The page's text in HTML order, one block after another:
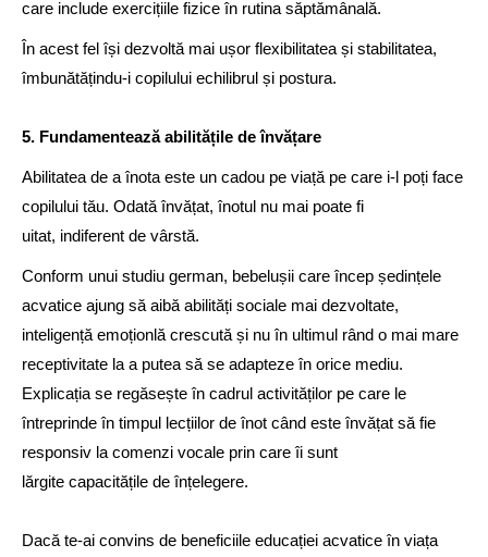
care include exercițiile fizice în rutina săptămânală.
În acest fel își dezvoltă mai ușor flexibilitatea și stabilitatea,
îmbunătățindu-i copilului echilibrul și postura.
5. Fundamentează abilitățile de învățare
Abilitatea de a înota este un cadou pe viață pe care i-l poți face
copilului tău. Odată învățat, înotul nu mai poate fi
uitat, indiferent de vârstă.
Conform unui studiu german, bebelușii care încep ședințele
acvatice ajung să aibă abilități sociale mai dezvoltate,
inteligență emoționlă crescută și nu în ultimul rând o mai mare
receptivitate la a putea să se adapteze în orice mediu.
Explicația se regăsește în cadrul activităților pe care le
întreprinde în timpul lecțiilor de înot când este învățat să fie
responsiv la comenzi vocale prin care îi sunt
lărgite capacitățile de înțelegere.
Dacă te-ai convins de beneficiile educației acvatice în viața